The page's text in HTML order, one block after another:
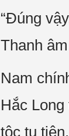
“Đúng
Thanh
Nam
Hắc
tộc tu